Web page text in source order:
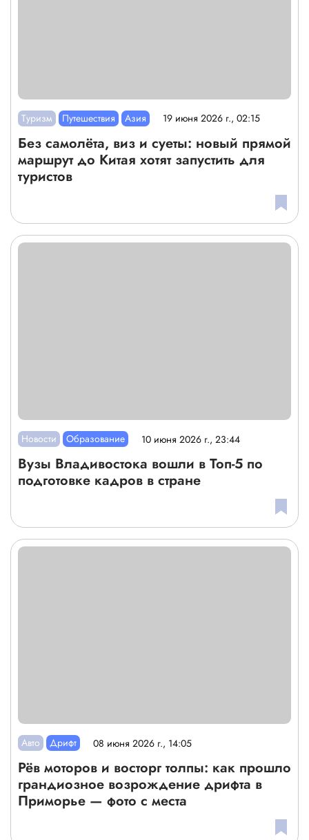
Туризм Путешествия Азия 19 июня 2026 г., 02:15
Без самолёта, виз и суеты: новый прямой
маршрут до Китая хотят запустить для
туристов
Новости Образование 10 июня 2026 г., 23:44
Вузы Владивостока вошли в Топ-5 по
подготовке кадров в стране
Авто Дрифт 08 июня 2026 г., 14:05
Рёв моторов и восторг толпы: как прошло
грандиозное возрождение дрифта в
Приморье — фото с места